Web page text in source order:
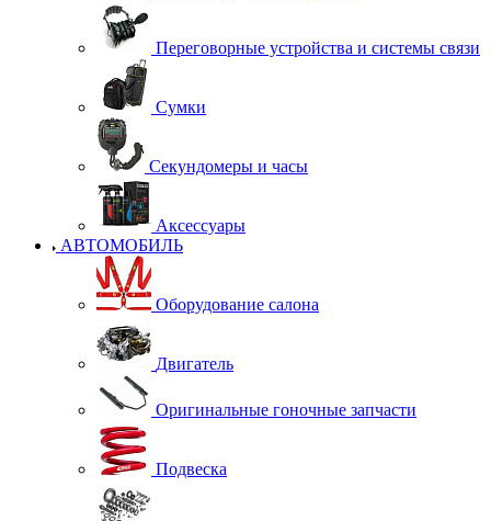
Переговорные устройства и системы связи
Сумки
Секундомеры и часы
Аксессуары
АВТОМОБИЛЬ
Оборудование салона
Двигатель
Оригинальные гоночные запчасти
Подвеска